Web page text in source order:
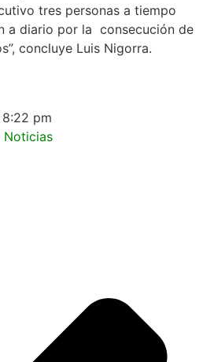
tres personas a tiempo
a diario por la consecución de
concluye Luis Nigorra.
8:22 pm
Noticias